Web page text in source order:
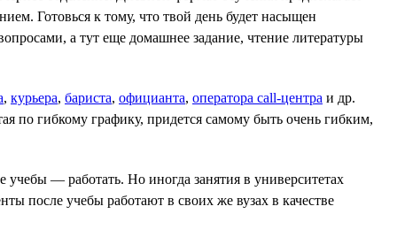
Готовься к тому, что твой день будет насыщен
а тут еще домашнее задание, чтение литературы
, курьера, бариста, официанта, оператора call-центра и др.
по гибкому графику, придется самому быть очень гибким,
— работать. Но иногда занятия в университетах
после учебы работают в своих же вузах в качестве